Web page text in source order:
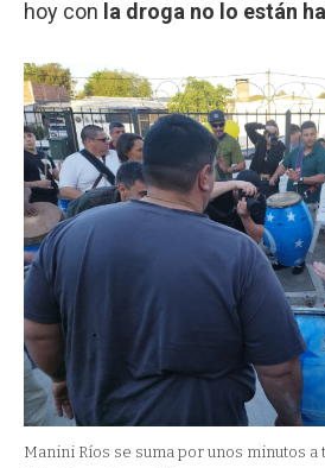
hoy con la droga no lo están
Manini Ríos se suma por unos minutos a